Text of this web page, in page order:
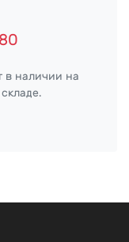
в наличии на